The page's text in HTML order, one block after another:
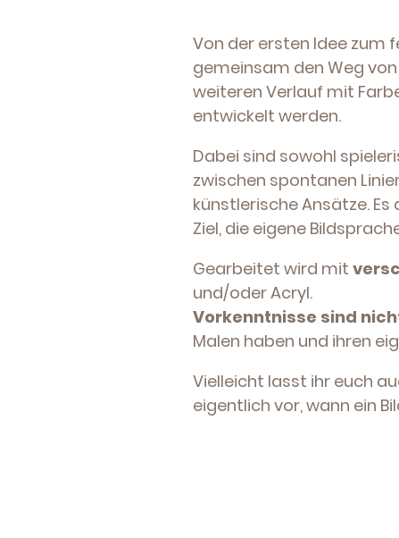
Von der ersten Idee zum
gemeinsam den Weg von
weiteren Verlauf mit
entwickelt werden.
Dabei sind sowohl
zwischen spontanen
künstlerische Ansätze.
Ziel, die eigene
Gearbeitet wird mit
und/oder Acryl.
Vorkenntnisse sind
Malen haben und ihren
Vielleicht lasst ihr euch
eigentlich vor, wann ein